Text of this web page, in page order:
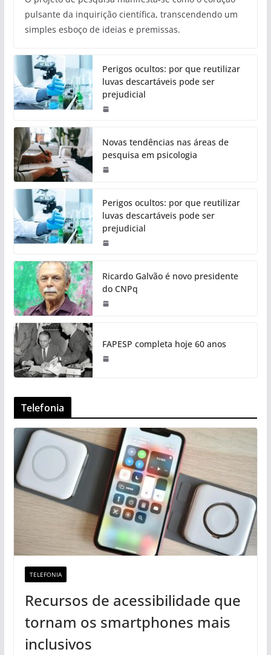
pulsante da inquirição científica, transcendendo um
simples esboço de ideias e premissas.
Perigos ocultos: por que reutilizar
luvas descartáveis pode ser
prejudicial
Novas tendências nas áreas de
pesquisa em psicologia
Perigos ocultos: por que reutilizar
luvas descartáveis pode ser
prejudicial
Ricardo Galvão é novo presidente
do CNPq
FAPESP completa hoje 60 anos
Telefonia
TELEFONIA
Recursos de acessibilidade que
tornam os smartphones mais
inclusivos